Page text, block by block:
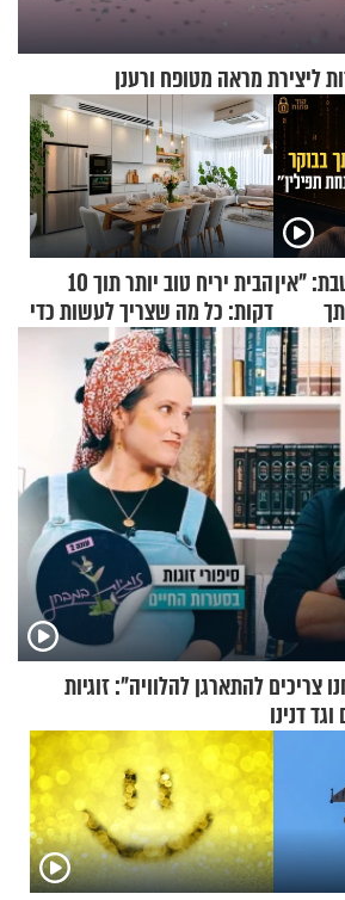
"אין
הבית יריח טוב יותר תוך 10
דקות: כל מה שצריך לעשות כדי
לרענן את הבית
צריכים להתארגן להלוויה": זוגיות
דנינו